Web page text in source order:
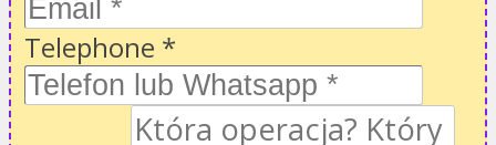
Telephone *